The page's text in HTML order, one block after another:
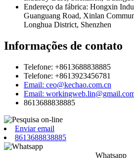
Endereço da fábrica: Hongxin
Guanguang Road, Xinlan
Longhua District, Shenzhen
Informações de contato
Telefone: +8613688838885
Telefone: +8613923456781
Email: ceo@kechao.com.cn
Email:
8613688838885
Enviar email
8613688838885
Whatsapp